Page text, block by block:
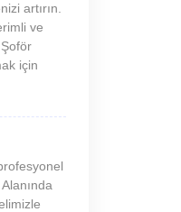
artırın.
ve
için